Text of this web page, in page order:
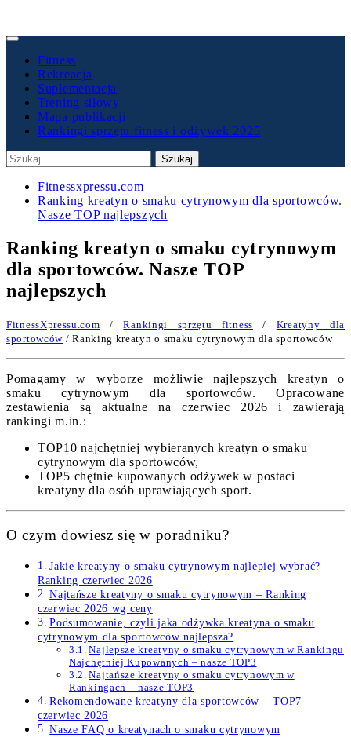
Primary
Fitness
Rekreacja
Suplementacja
Trening siłowy
Mapa publikacji
Rankingi sprzętu fitness i odżywek 2025
Szukaj:
Fitnessxpressu.com
Ranking kreatyn o smaku cytrynowym dla sportowców.
Nasze TOP najlepszych
Ranking kreatyn o smaku cytrynowym
dla sportowców. Nasze TOP
najlepszych
FitnessXpressu.com /Rankingi sprzętu fitness / Kreatyny dla
sportowców / Ranking kreatyn o smaku cytrynowym dla sportowców
Pomagamy w wyborze możliwie najlepszych kreatyn o
smaku cytrynowym dla sportowców. Opracowane
zestawienia są aktualne na czerwiec 2026 i zawierają
rankingi m.in.:
TOP10 najchętniej wybieranych kreatyn o smaku
cytrynowym dla sportowców,
TOP5 chętnie kupowanych odżywek w postaci
kreatyny dla osób uprawiających sport.
O czym dowiesz się w poradniku?
Jakie kreatyny o smaku cytrynowym najlepiej wybrać?
Ranking czerwiec 2026
Najtańsze kreatyny o smaku cytrynowym – Ranking
czerwiec 2026 wg ceny
Podsumowanie, czyli jaka odżywka kreatyna o smaku
cytrynowym dla sportowców najlepsza?
Najlepsze kreatyny o smaku cytrynowym w Rankingu
Najchętniej Kupowanych – nasze TOP3
Najtańsze kreatyny o smaku cytrynowym w
Rankingach – nasze TOP3
Rekomendowane kreatyny dla sportowców – TOP7
czerwiec 2026
Nasze FAQ o kreatynach o smaku cytrynowym